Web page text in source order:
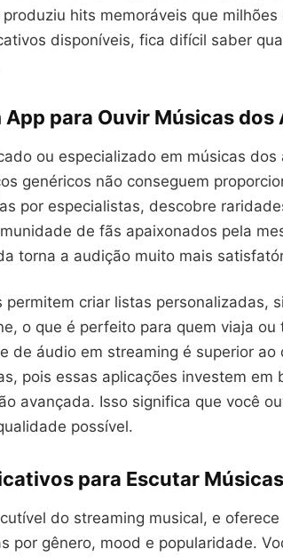
hits memoráveis que
disponíveis, fica difícil saber
App para Ouvir Músicas dos
ou especializado em músicas dos
genéricos não conseguem
por especialistas, descobre
de fãs apaixonados pela
torna a audição muito mais
criar listas personalizadas,
o que é perfeito para quem viaja ou
de áudio em streaming é superior ao
pois essas aplicações investem em
avançada. Isso significa que você
possível.
para Escutar
do streaming musical, e
por gênero, mood e popularidade.